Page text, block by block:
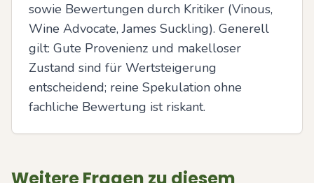
sowie Bewertungen durch Kritiker (Vinous,
Wine Advocate, James Suckling). Generell
gilt: Gute Provenienz und makelloser
Zustand sind für Wertsteigerung
entscheidend; reine Spekulation ohne
fachliche Bewertung ist riskant.